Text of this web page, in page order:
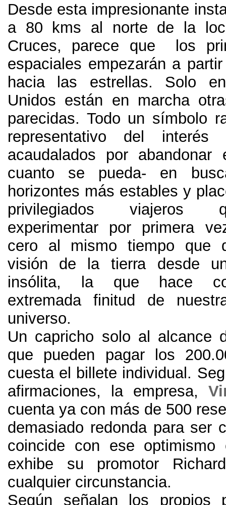
Desde esta impresionante
a 80 kms al norte de la
Cruces, parece que los
espaciales empezarán a
hacia las estrellas. Solo
Unidos están en marcha
parecidas. Todo un símbolo
representativo del
acaudalados por abandonar
cuanto se pueda- en
horizontes más estables y
privilegiados viajeros
experimentar por primera
cero al mismo tiempo que
visión de la tierra desde
insólita, la que hace
extremada finitud de
universo.
Un capricho solo al alcance
que pueden pagar los
cuesta el billete individual.
afirmaciones, la empresa,
cuenta ya con más de 500
demasiado redonda para ser
coincide con ese optimismo
exhibe su promotor
cualquier circunstancia.
Según señalan los propios